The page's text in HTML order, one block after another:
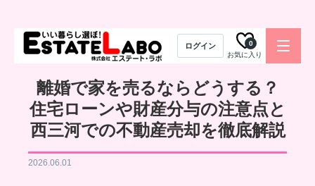
ログイン
お気に入り
0
離婚で家を売るならどうする？
住宅ローンや財産分与の注意点と
西三河での不動産売却を徹底解説
2026.06.01